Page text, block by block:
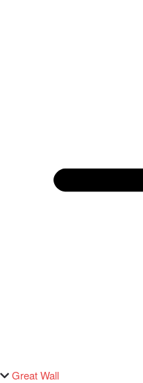
Great Wall